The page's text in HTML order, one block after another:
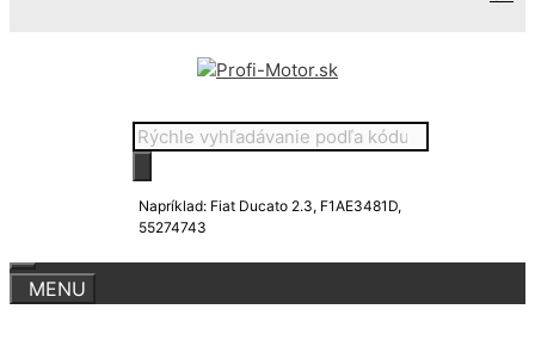
Products
search
Napríklad: Fiat Ducato 2.3, F1AE3481D,
55274743